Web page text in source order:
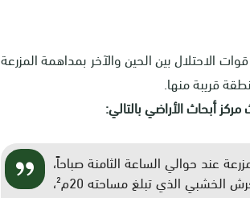
الاحتلال بين الحين والآخر بمداهمة المزرعة
قريبة منها.
أبحاث الأراضي بالتالي:
توجهنا إلى المزرعة عند حوالي الساعة الثامنة صباحاً،
تفاجئنا بكسر باب المزرعة الحديدي. وعند دخولنا لاحظنا هدم المعرش الخشبي الذي تبلغ مساحته 20م²،